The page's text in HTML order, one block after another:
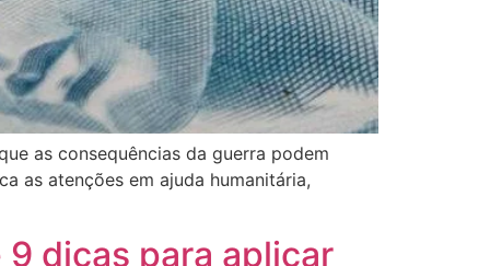
as consequências da guerra podem
as atenções em ajuda humanitária,
dicas para aplicar